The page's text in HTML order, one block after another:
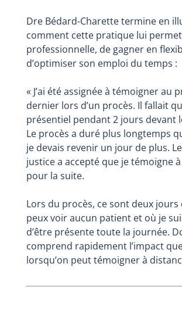
Dre Bédard-Charette termine en
comment cette pratique lui
professionnelle, de gagner en
d’optimiser son emploi du temps :
« J’ai été assignée à témoigner au
dernier lors d’un procès. Il fallait
présentiel pendant 2 jours devant
Le procès a duré plus longtemps
je devais revenir un jour de plus.
justice a accepté que je témoigne
pour la suite.
Lors du procès, ce sont deux jours
peux voir aucun patient et où je
d’être présente toute la journée.
comprend rapidement l’impact
lorsqu’on peut témoigner à